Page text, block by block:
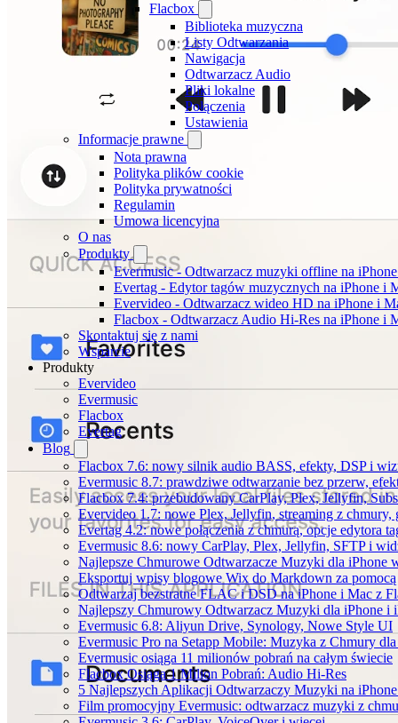
Flacbox
Biblioteka muzyczna
Listy Odtwarzania
Nawigacja
Odtwarzacz Audio
Pliki lokalne
Połączenia
Ustawienia
Informacje prawne
Nota prawna
Polityka plików cookie
Polityka prywatności
Regulamin
Umowa licencyjna
O nas
Produkty
Evermusic - Odtwarzacz muzyki offline na
Evertag - Edytor tagów muzycznych na iPhone i
Evervideo - Odtwarzacz wideo HD na iPhone i
Flacbox - Odtwarzacz Audio Hi-Res na iPhone i
Skontaktuj się z nami
Wsparcie
Produkty
Evervideo
Evermusic
Flacbox
Evertag
Blog
Flacbox 7.6: nowy silnik audio BASS, efekty, DSP i
Evermusic 8.7: prawdziwe odtwarzanie bez przerw,
Flacbox 7.4: przebudowany CarPlay, Plex, Jellyfin,
Evervideo 1.7: nowe Plex, Jellyfin, streaming z chmury,
Evertag 4.2: nowe połączenia z chmurą, opcje edytora
Evermusic 8.6: nowy CarPlay, Plex, Jellyfin, SFTP i
Najlepsze Chmurowe Odtwarzacze Muzyki dla iPhone
Eksportuj wpisy blogowe Wix do Markdown za
Odtwarzaj bezstratne FLAC i DSD na iPhone i Mac z
Najlepszy Chmurowy Odtwarzacz Muzyki dla iPhone i
Evermusic 6.8: Aliyun Drive, Synology, Nowe Style UI
Evermusic Pro na Setapp Mobile: Muzyka z Chmury
Evermusic osiąga 11 milionów pobrań na całym świecie
Flacbox Osiąga 1 Milion Pobrań: Audio Hi-Res
5 Najlepszych Aplikacji Odtwarzaczy Muzyki na
Film promocyjny Evermusic: odtwarzacz muzyki z